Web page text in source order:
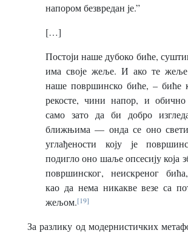
напором безвредан је.”
[…]
Постоји наше дубоко биће,
има своје жеље. И ако те
наше површинско биће, – биће
рекосте, чини напор, и
само зато да би добро
ближњима — онда се оно
углађености коју је
подигло оно шаље опсесију која
површинског, неискреног
као да нема никакве везе са
жељом.[19]
За разлику од модернистичких